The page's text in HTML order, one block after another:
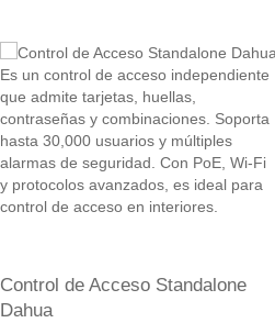
Control de Acceso Standalone
Dahua